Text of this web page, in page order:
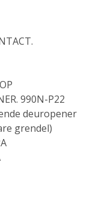
990N-P22
deuropener
grendel)